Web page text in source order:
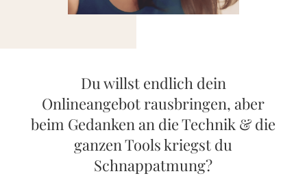
Du willst endlich dein
Onlineangebot rausbringen, aber
beim Gedanken an die Technik & die
ganzen Tools kriegst du
Schnappatmung?